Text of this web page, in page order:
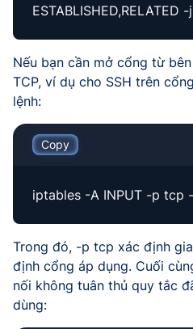
ESTABLISHED,RELATED
Nếu bạn cần mở cổng từ
TCP, ví dụ cho SSH trên
lệnh:
Copy
iptables -A INPUT -p tcp
Trong đó, -p tcp xác định
định cổng áp dụng. Cuối
nối không tuân thủ quy tắc
dùng: